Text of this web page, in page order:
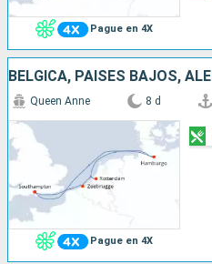
Pague en 4X
Pague en 4X
Queen Anne 8 d